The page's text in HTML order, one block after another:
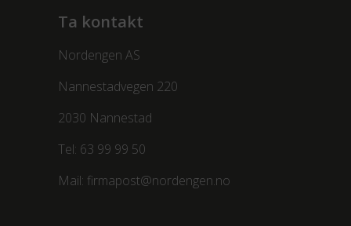
Ta kontakt
Nordengen AS
Nannestadvegen 220
2030 Nannestad
Tel: 63 99 99 50
Mail: firmapost@nordengen.no